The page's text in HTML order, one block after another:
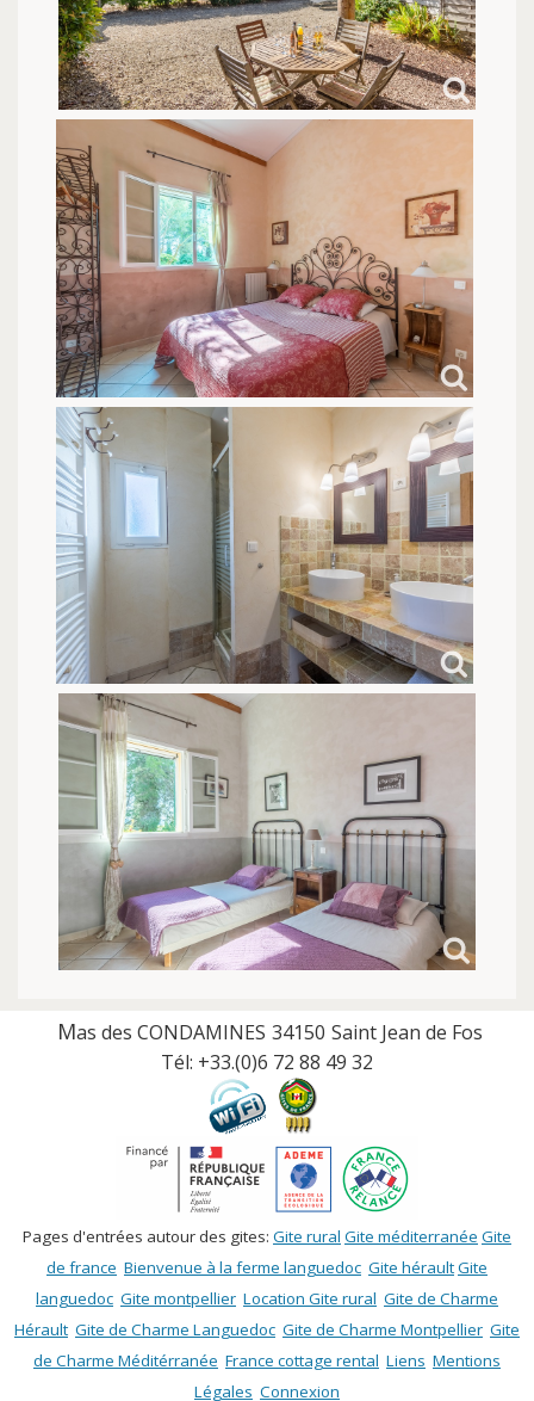
Mas des CONDAMINES 34150 Saint Jean de Fos
Tél: +33.(0)6 72 88 49 32
Pages d'entrées autour des gites: Gite rural Gite méditerranée Gite
de france Bienvenue à la ferme languedoc Gite héraultGite
languedoc Gite montpellier Location Gite rural Gite de Charme
Hérault Gite de Charme Languedoc Gite de Charme Montpellier Gite
de Charme Méditérranée France cottage rental Liens Mentions
Légales Connexion